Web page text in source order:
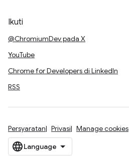
Ikuti
@ChromiumDev pada X
YouTube
Chrome for Developers di LinkedIn
RSS
Persyaratan Privasi Manage cookies